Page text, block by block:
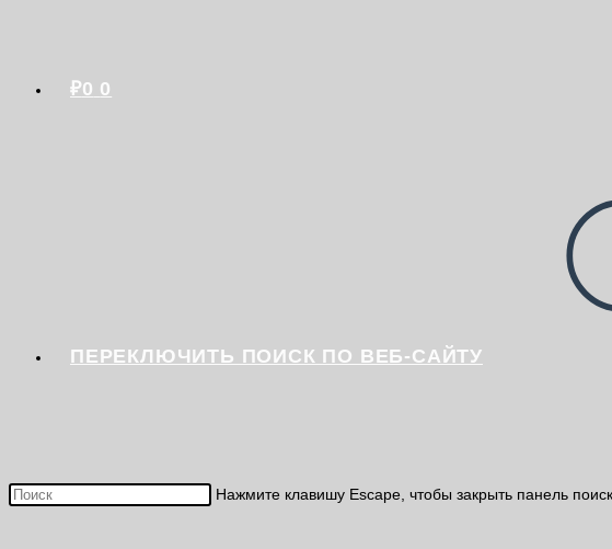
₽0 0
ПЕРЕКЛЮЧИТЬ ПОИСК ПО ВЕБ-САЙТУ
Нажмите клавишу Escape, чтобы закрыть панель